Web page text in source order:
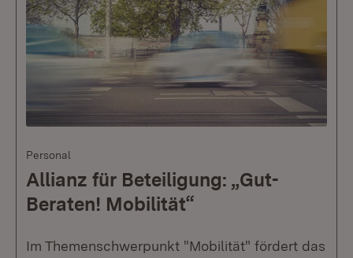
Personal
Allianz für Beteiligung: „Gut-
Beraten! Mobilität“
Im Themenschwerpunkt "Mobilität" fördert das